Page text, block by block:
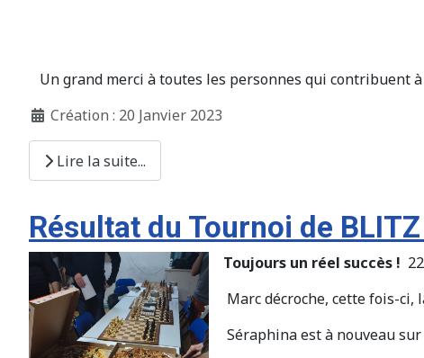
Un grand merci à toutes les personnes qui contribuent
Création : 20 Janvier 2023
Lire la suite...
Résultat du Tournoi de
Toujours un réel succès !
Marc décroche, cette fois-ci,
Séraphina est à nouveau sur